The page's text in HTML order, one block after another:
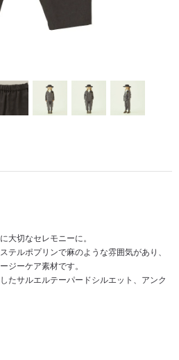
大切なセレモニーに。
テルポプリンで麻のような雰囲気があり、
ジーケア素材です。
たサルエルテーパードシルエット、アンク